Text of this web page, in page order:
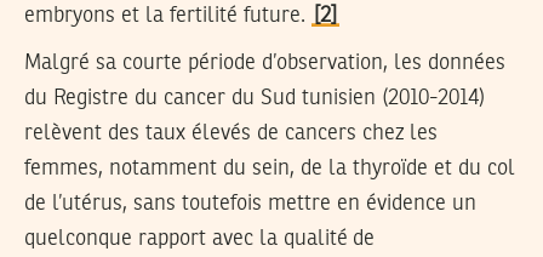
embryons et la fertilité future.
[2]
Malgré sa courte période d’observation, les données
du Registre du cancer du Sud tunisien (2010-2014)
relèvent des taux élevés de cancers chez les
femmes, notamment du sein, de la thyroïde et du col
de l’utérus, sans toutefois mettre en évidence un
quelconque rapport avec la qualité de